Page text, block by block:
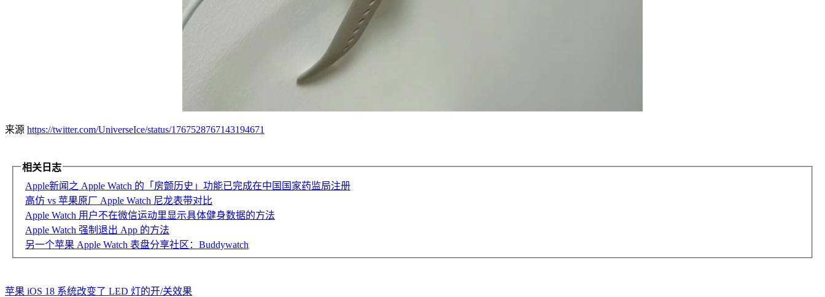
来源 https://twitter.com/UniverseIce/status/1767528767143194671
相关日志
Apple新闻之 Apple Watch 的「房颤历史」功能已完成在中国国家药监局注册
高仿 vs 苹果原厂 Apple Watch 尼龙表带对比
Apple Watch 用户不在微信运动里显示具体健身数据的方法
Apple Watch 强制退出 App 的方法
另一个苹果 Apple Watch 表盘分享社区：Buddywatch
苹果 iOS 18 系统改变了 LED 灯的开/关效果